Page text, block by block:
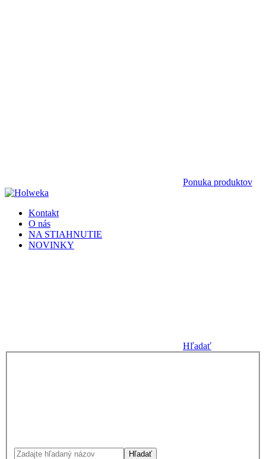
Ponuka produktov
Kontakt
O nás
NA STIAHNUTIE
NOVINKY
Hľadať
Hľadať